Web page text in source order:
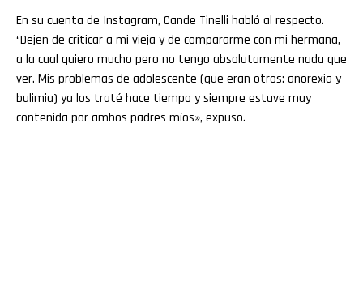
En su cuenta de Instagram, Cande Tinelli habló al respecto.
“Dejen de criticar a mi vieja y de compararme con mi hermana,
a la cual quiero mucho pero no tengo absolutamente nada que
ver. Mis problemas de adolescente (que eran otros: anorexia y
bulimia) ya los traté hace tiempo y siempre estuve muy
contenida por ambos padres míos», expuso.